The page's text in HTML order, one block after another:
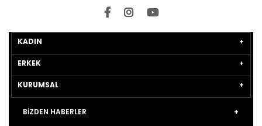
KADIN
ERKEK
KURUMSAL
BİZDEN HABERLER